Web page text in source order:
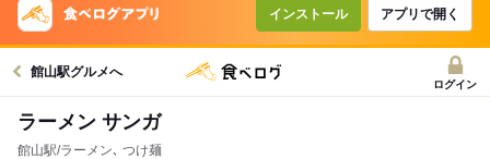
インストール アプリで開く
館山駅グルメへ
ログイン
ラーメン サンガ
館山駅/ラーメン､ つけ麺